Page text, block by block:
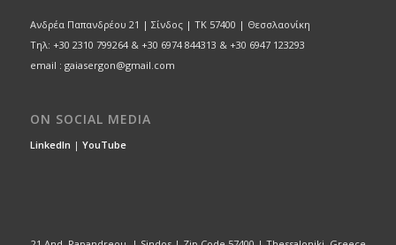
Ανδρέα Παπανδρέου 21 | Σίνδος | ΤΚ 57400 | Θεσσλαονίκη
Τηλ: +30 2310 799264 & +30 6974 844313 & +30 6947 123293
email : gaiasergon@gmail.com
ON SOCIAL MEDIA
LinkedIn | YouTube